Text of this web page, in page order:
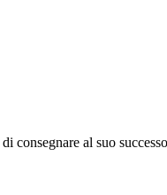
al suo